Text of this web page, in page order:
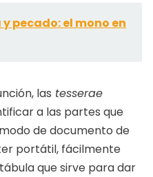
y pecado: el mono en
las tesserae
a las partes que
de documento de
portátil, fácilmente
que sirve para dar